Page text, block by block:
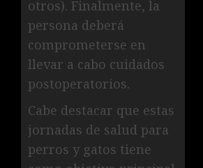
otros). Finalmente, la
persona deberá
comprometerse en
llevar a cabo cuidados
postoperatorios.
Cabe destacar que estas
jornadas de salud para
perros y gatos tiene